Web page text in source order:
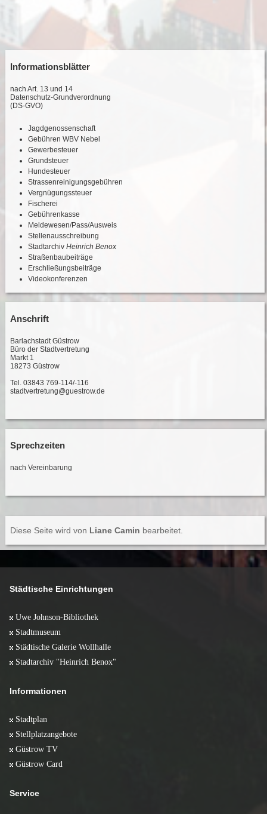
Informationsblätter
nach Art. 13 und 14
Datenschutz-Grundverordnung
(DS-GVO)
Jagdgenossenschaft
Gebühren WBV Nebel
Gewerbesteuer
Grundsteuer
Hundesteuer
Strassenreinigungsgebühren
Vergnügungssteuer
Fischerei
Gebührenkasse
Meldewesen/Pass/Ausweis
Stellenausschreibung
StadtarchivHeinrich Benox
Straßenbaubeiträge
Erschließungsbeiträge
Videokonferenzen
Anschrift
Barlachstadt Güstrow
Büro der Stadtvertretung
Markt 1
18273 Güstrow
Tel. 03843 769-114/-116
stadtvertretung@guestrow.de
Sprechzeiten
nach Vereinbarung
Diese Seite wird von Liane Camin bearbeitet.
Städtische Einrichtungen
Uwe Johnson-Bibliothek
Stadtmuseum
Städtische Galerie Wollhalle
Stadtarchiv "Heinrich Benox"
Informationen
Stadtplan
Stellplatzangebote
Güstrow TV
Güstrow Card
Service